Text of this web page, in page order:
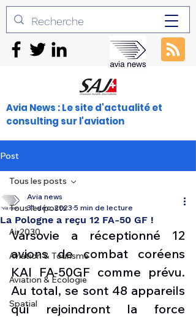
Avia News : Le site d'actualité et
consulting sur l'aviation
Post
Tous les posts
Air2030
Aviation & Tourisme
Aviation & Ecologie
Spatial
Tous les posts
La Pologne a reçu 12 FA-50 GF !
Avia news
31 déc. 2023 5 min de lecture
Varsovie a réceptionné 12
avions de combat coréens
KAI FA-50GF comme prévu.
Au total, se sont 48 appareils
qui rejoindront la force